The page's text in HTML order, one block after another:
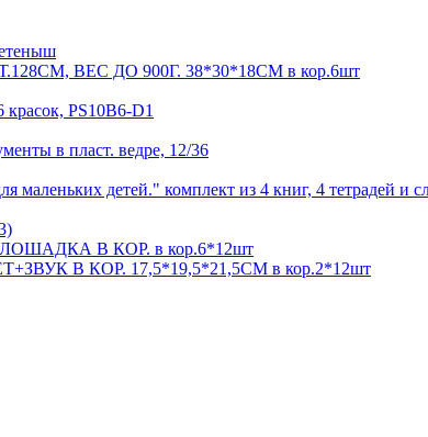
ВЕС ДО 900Г. 38*30*18СМ в кор.6шт
PS10B6-D1
в пласт. ведре, 12/36
детей." комплект из 4 книг, 4 тетрадей и
В КОР. в кор.6*12шт
В КОР. 17,5*19,5*21,5СМ в кор.2*12шт